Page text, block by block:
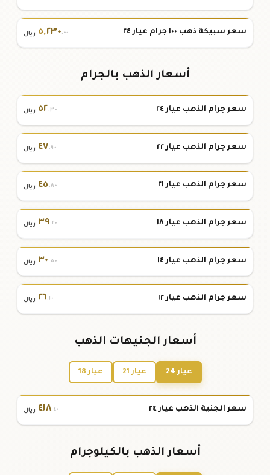
سعر سبيكة ذهب ١٠٠ جرام عيار ٢٤ ٥,٢٣٠.٠٠ ريال
أسعار الذهب بالجرام
سعر جرام الذهب عيار ٢٤ ٥٢.٣٠ ريال
سعر جرام الذهب عيار ٢٢ ٤٧.٩٠ ريال
سعر جرام الذهب عيار ٢١ ٤٥ .٨٠ ريال
سعر جرام الذهب عيار ١٨ ٣٩.٢٠ ريال
سعر جرام الذهب عيار ١٤ ٣٠ .٥٠ ريال
سعر جرام الذهب عيار ١٢ ٢٦.١٠ ريال
أسعار الجنيهات الذهب
عيار 24 عيار 21 عيار 18
سعر الجنية الذهب عيار ٢٤ ٤١٨.٤٠ ريال
أسعار الذهب بالكيلوجرام